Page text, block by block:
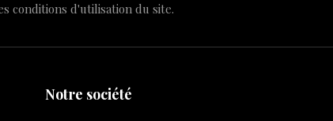
conditions d'utilisation du site.
Notre société